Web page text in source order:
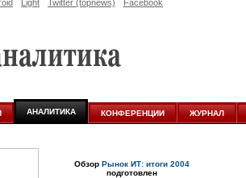
Light Twitter (topnews) Facebook
АНАЛИТИКА КОНФЕРЕНЦИИ ЖУРНАЛ
Обзор Рынок ИТ: итоги 2004
подготовлен